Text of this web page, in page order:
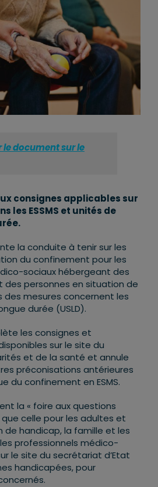
le document sur le
consignes applicables sur
les ESSMS et unités de
la conduite à tenir sur les
du confinement pour les
sociaux hébergeant des
des personnes en situation de
des mesures concernent les
durée (USLD).
les consignes et
sur le site du
et de la santé et annule
préconisations antérieures
du confinement en ESMS.
la « foire aux questions
que celle pour les adultes et
handicap, la famille et les
professionnels médico-
le site du secrétariat d’Etat
handicapées, pour